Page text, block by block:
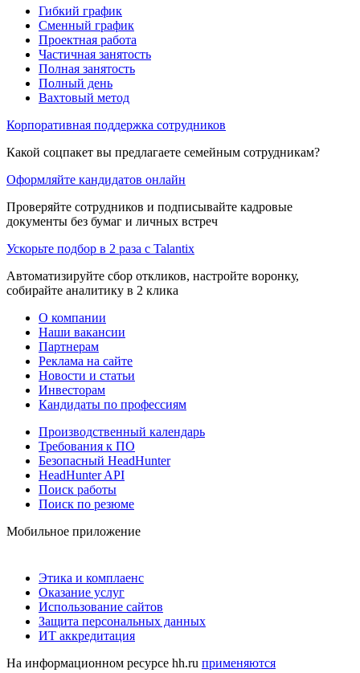
Гибкий график
Сменный график
Проектная работа
Частичная занятость
Полная занятость
Полный день
Вахтовый метод
Корпоративная поддержка сотрудников
Какой соцпакет вы предлагаете семейным сотрудникам?
Оформляйте кандидатов онлайн
Проверяйте сотрудников и подписывайте кадровые
документы без бумаг и личных встреч
Ускорьте подбор в 2 раза с Talantix
Автоматизируйте сбор откликов, настройте воронку,
собирайте аналитику в 2 клика
О компании
Наши вакансии
Партнерам
Реклама на сайте
Новости и статьи
Инвесторам
Кандидаты по профессиям
Производственный календарь
Требования к ПО
Безопасный HeadHunter
HeadHunter API
Поиск работы
Поиск по резюме
Мобильное приложение
Этика и комплаенс
Оказание услуг
Использование сайтов
Защита персональных данных
ИТ аккредитация
На информационном ресурсе hh.ru применяются